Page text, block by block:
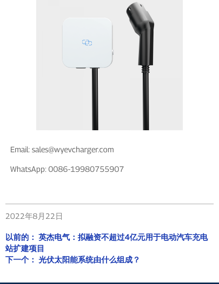
Email: sales@wyevcharger.com
WhatsApp: 0086-19980755907
2022年8月22日
以前的： 英杰电气：拟融资不超过4亿元用于电动汽车充电
站扩建项目
下一个： 光伏太阳能系统由什么组成？